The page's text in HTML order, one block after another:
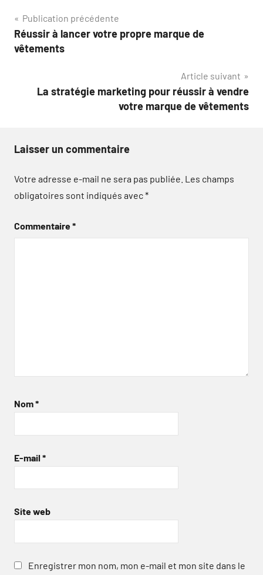
Navigation
de
Publication précédente
Réussir à lancer votre propre marque de
vêtements
Article suivant
La stratégie marketing pour réussir à vendre
votre marque de vêtements
Laisser un commentaire
Votre adresse e-mail ne sera pas publiée. Les champs
obligatoires sont indiqués avec*
Commentaire*
Nom*
E-mail *
Site web
Enregistrer mon nom, mon e-mail et mon site dans le